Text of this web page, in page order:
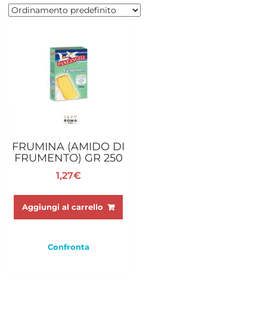
FRUMINA (AMIDO DI
FRUMENTO) GR 250
1,27€
Aggiungi al carrello
Confronta